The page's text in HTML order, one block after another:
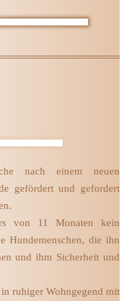
nach einem neuen
gefördert und gefordert
von 11 Monaten kein
Hundemenschen, die ihn
und ihm Sicherheit und
ruhiger Wohngegend mit